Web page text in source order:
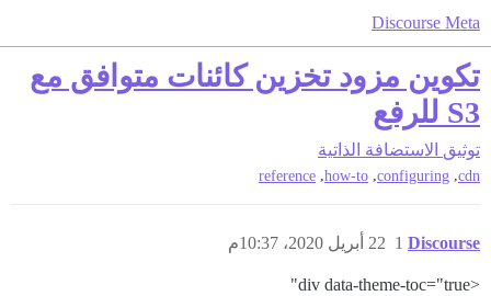
Discourse Meta
تكوين مزود تخزين كائنات متوافق مع
S3 للرفع
توثيق الاستضافة الذاتية
cdn
,
configuring
,
how-to
,
reference
Discourse 22 أبريل 2020، 10:37م 1
<div data-theme-toc="true"